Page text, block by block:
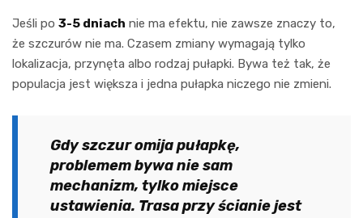
Jeśli po 3-5 dniach nie ma efektu, nie zawsze znaczy to,
że szczurów nie ma. Czasem zmiany wymagają tylko
lokalizacja, przynęta albo rodzaj pułapki. Bywa też tak, że
populacja jest większa i jedna pułapka niczego nie zmieni.
Gdy szczur omija pułapkę,
problemem bywa nie sam
mechanizm, tylko miejsce
ustawienia. Trasa przy ścianie jest